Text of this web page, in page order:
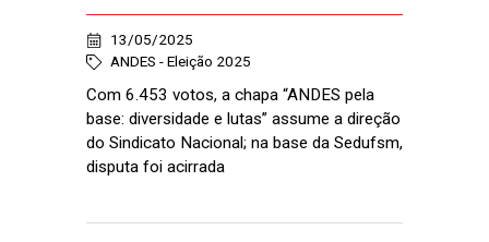
13/05/2025
ANDES - Eleição 2025
Com 6.453 votos, a chapa “ANDES pela
base: diversidade e lutas” assume a direção
do Sindicato Nacional; na base da Sedufsm,
disputa foi acirrada